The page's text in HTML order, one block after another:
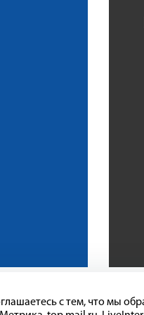
с тем, что мы